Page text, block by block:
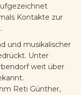
Kontakte zur
und musikalischer
Unter
weit über
Reti Günther,